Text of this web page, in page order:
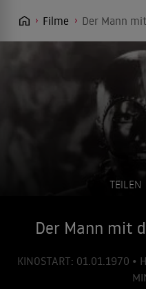
Filme Der Mann
TEILEN
Der Mann mit
KINOSTART: 01.01.1970 •